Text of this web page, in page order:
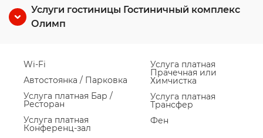
Услуги гостиницы Гостиничный комплекс
Олимп
Wi-Fi
Автостоянка / Парковка
Услуга платная Бар /
Ресторан
Услуга платная
Конференц-зал
Услуга платная
Прачечная или
Химчистка
Услуга платная
Трансфер
Фен